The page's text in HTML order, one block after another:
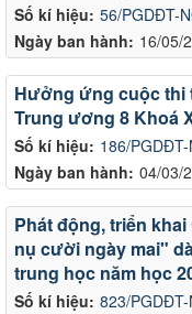
Số kí hiệu: 56/PGDĐT-
Ngày ban hành: 16/05/
Số kí hiệu: 186/PGDĐT-
Ngày ban hành: 04/03/
Hưởng ứng cuộc thi
Trung ương 8 Khoá
Số kí hiệu: 823/PGDĐT-
Phát động, triển
nụ cười ngày mai"
trung học năm học